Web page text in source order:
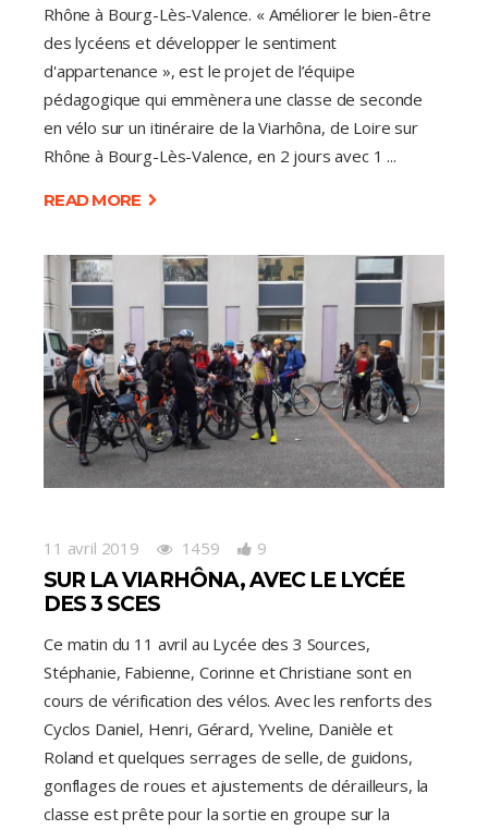
Rhône à Bourg-Lès-Valence. « Améliorer le bien-être
des lycéens et développer le sentiment
d'appartenance », est le projet de l’équipe
pédagogique qui emmènera une classe de seconde
en vélo sur un itinéraire de la Viarhôna, de Loire sur
Rhône à Bourg-Lès-Valence, en 2 jours avec 1
READ MORE
11 avril 2019 1459 9
SUR LA VIARHÔNA, AVEC LE LYCÉE
DES 3 SCES
Ce matin du 11 avril au Lycée des 3 Sources,
Stéphanie, Fabienne, Corinne et Christiane sont en
cours de vérification des vélos. Avec les renforts des
Cyclos Daniel, Henri, Gérard, Yveline, Danièle et
Roland et quelques serrages de selle, de guidons,
gonflages de roues et ajustements de dérailleurs, la
classe est prête pour la sortie en groupe sur la